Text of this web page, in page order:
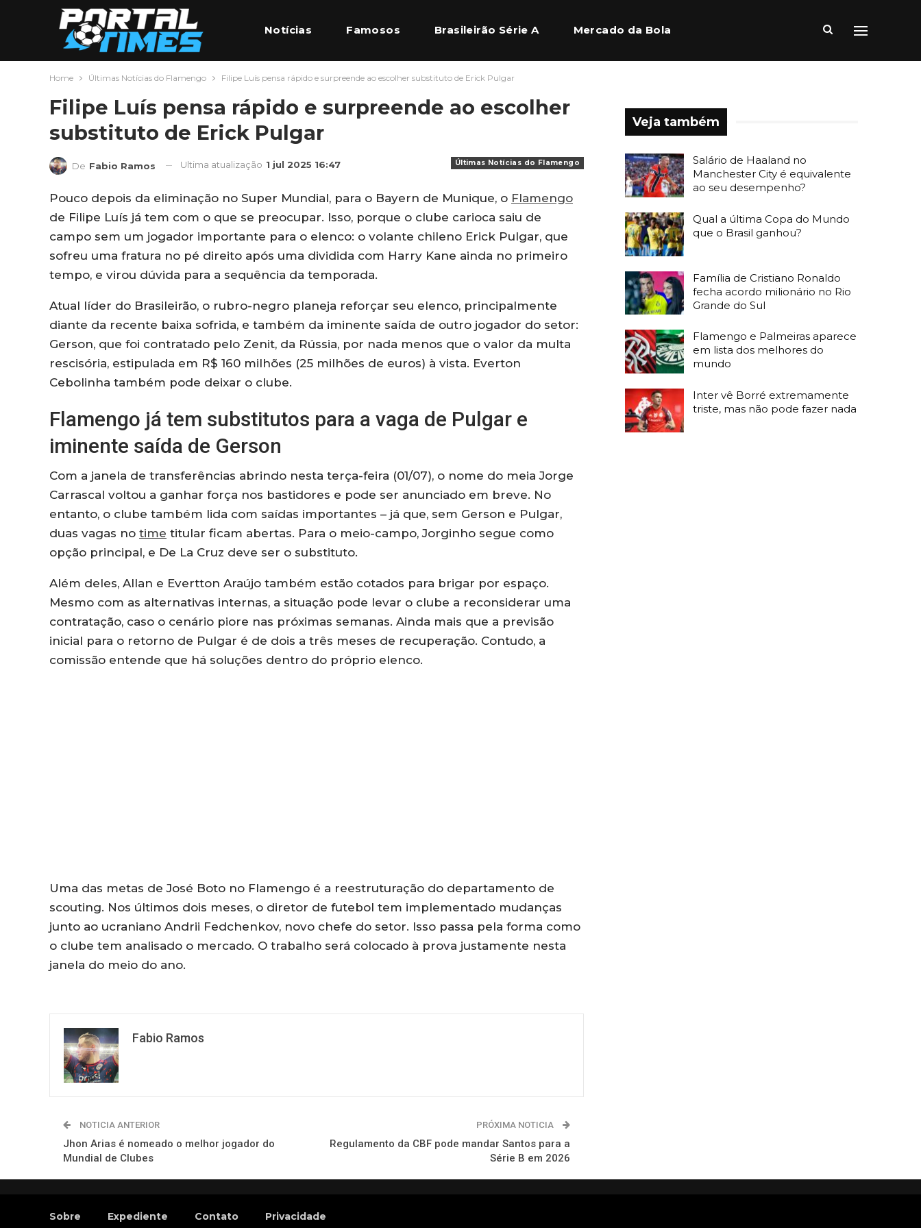
Notícias Famosos Brasileirão Série A Mercado da Bola
Home Últimas Notícias do Flamengo Filipe Luís pensa rápido e surpreende ao escolher substituto de Erick Pulgar
Filipe Luís pensa rápido e surpreende ao escolher
substituto de Erick Pulgar
Últimas Notícias do Flamengo
De Fabio Ramos Ultima atualização 1 jul 2025 16:47
Pouco depois da eliminação no Super Mundial, para o Bayern de Munique, o Flamengo
de Filipe Luís já tem com o que se preocupar. Isso, porque o clube carioca saiu de
campo sem um jogador importante para o elenco: o volante chileno Erick Pulgar, que
sofreu uma fratura no pé direito após uma dividida com Harry Kane ainda no primeiro
tempo, e virou dúvida para a sequência da temporada.
Atual líder do Brasileirão, o rubro-negro planeja reforçar seu elenco, principalmente
diante da recente baixa sofrida, e também da iminente saída de outro jogador do setor:
Gerson, que foi contratado pelo Zenit, da Rússia, por nada menos que o valor da multa
rescisória, estipulada em R$ 160 milhões (25 milhões de euros) à vista. Everton
Cebolinha também pode deixar o clube.
Flamengo já tem substitutos para a vaga de Pulgar e
iminente saída de Gerson
Com a janela de transferências abrindo nesta terça-feira (01/07), o nome do meia Jorge
Carrascal voltou a ganhar força nos bastidores e pode ser anunciado em breve. No
entanto, o clube também lida com saídas importantes – já que, sem Gerson e Pulgar,
duas vagas no time titular ficam abertas. Para o meio-campo, Jorginho segue como
opção principal, e De La Cruz deve ser o substituto.
Além deles, Allan e Evertton Araújo também estão cotados para brigar por espaço.
Mesmo com as alternativas internas, a situação pode levar o clube a reconsiderar uma
contratação, caso o cenário piore nas próximas semanas. Ainda mais que a previsão
inicial para o retorno de Pulgar é de dois a três meses de recuperação. Contudo, a
comissão entende que há soluções dentro do próprio elenco.
Uma das metas de José Boto no Flamengo é a reestruturação do departamento de
scouting. Nos últimos dois meses, o diretor de futebol tem implementado mudanças
junto ao ucraniano Andrii Fedchenkov, novo chefe do setor. Isso passa pela forma como
o clube tem analisado o mercado. O trabalho será colocado à prova justamente nesta
janela do meio do ano.
Fabio Ramos
NOTICIA ANTERIOR
Jhon Arias é nomeado o melhor jogador do
Mundial de Clubes
PRÓXIMA NOTICIA
Regulamento da CBF pode mandar Santos para a
Série B em 2026
Veja também
Salário de Haaland no
Manchester City é equivalente
ao seu desempenho?
Qual a última Copa do Mundo
que o Brasil ganhou?
Família de Cristiano Ronaldo
fecha acordo milionário no Rio
Grande do Sul
Flamengo e Palmeiras aparece
em lista dos melhores do
mundo
Inter vê Borré extremamente
triste, mas não pode fazer nada
Sobre Expediente Contato Privacidade